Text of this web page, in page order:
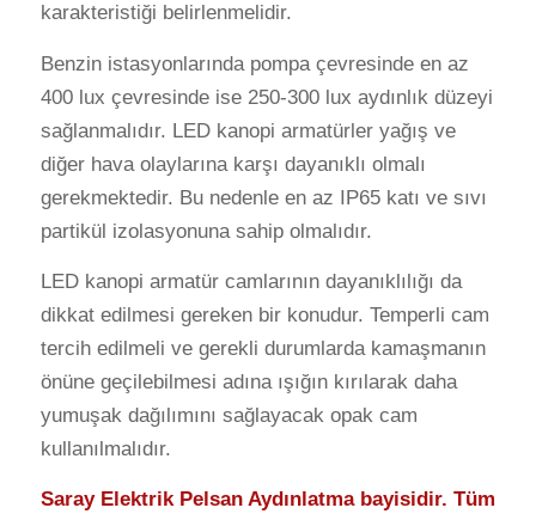
karakteristiği belirlenmelidir.
Benzin istasyonlarında pompa çevresinde en az
400 lux çevresinde ise 250-300 lux aydınlık düzeyi
sağlanmalıdır. LED kanopi armatürler yağış ve
diğer hava olaylarına karşı dayanıklı olmalı
gerekmektedir. Bu nedenle en az IP65 katı ve sıvı
partikül izolasyonuna sahip olmalıdır.
LED kanopi armatür camlarının dayanıklılığı da
dikkat edilmesi gereken bir konudur. Temperli cam
tercih edilmeli ve gerekli durumlarda kamaşmanın
önüne geçilebilmesi adına ışığın kırılarak daha
yumuşak dağılımını sağlayacak opak cam
kullanılmalıdır.
Saray Elektrik Pelsan Aydınlatma bayisidir. Tüm